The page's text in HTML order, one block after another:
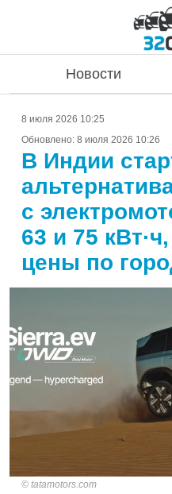
Новости
8 июля 2026 10:25
Обновлено: 8 июля 2026 10:26
В Индии
с
63 и 75
цены по
tatamotors.com